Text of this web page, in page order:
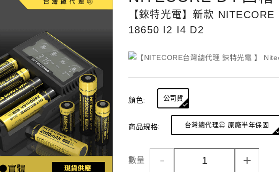
【錸特光電】新款
18650 I2 I4 D2
顏色: 公司貨
商品規格: 台灣總代理㊣ 原廠半年保固
數量 - +